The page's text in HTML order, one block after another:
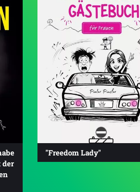
der
"Freedom Lady"